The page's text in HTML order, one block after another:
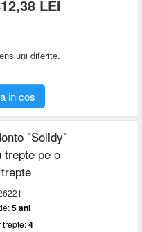
LEI
diferite.
in cos
"Solidy"
trepte pe o
5 ani
trepte:4